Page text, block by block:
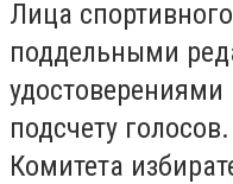
Лица
поддельными
подсчету
Комитета